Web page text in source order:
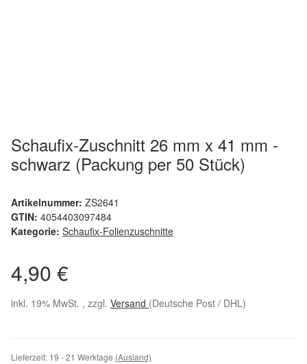
Schaufix-Zuschnitt 26 mm x 41 mm -
schwarz (Packung per 50 Stück)
Artikelnummer: ZS2641
GTIN: 4054403097484
Kategorie: Schaufix-Folienzuschnitte
4,90 €
inkl. 19% MwSt. , zzgl. Versand (Deutsche Post / DHL)
Lieferzeit: 19 - 21 Werktage (Ausland)